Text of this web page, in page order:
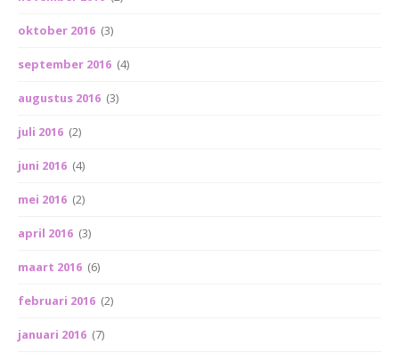
oktober 2016 (3)
september 2016 (4)
augustus 2016 (3)
juli 2016 (2)
juni 2016 (4)
mei 2016 (2)
april 2016 (3)
maart 2016 (6)
februari 2016 (2)
januari 2016 (7)